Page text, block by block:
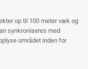
op til 100 meter væk og
synkroniseres med
området inden for